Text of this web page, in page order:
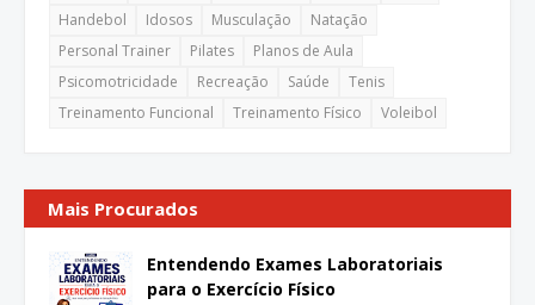
Handebol
Idosos Musculação
Natação
Personal Trainer
Pilates
Planos de Aula
Psicomotricidade
Recreação Saúde
Tenis
Treinamento Funcional
Treinamento Físico Voleibol
Mais Procurados
Entendendo Exames Laboratoriais
para o Exercício Físico